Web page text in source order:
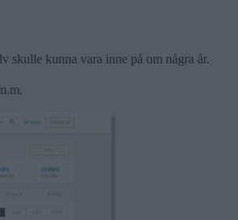
skulle kunna vara inne på om några år.